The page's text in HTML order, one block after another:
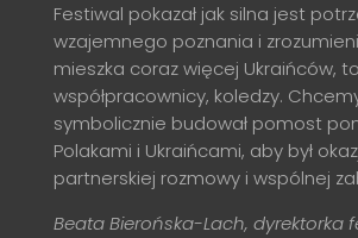
Festiwal pokazał jak silna jest
wzajemnego poznania i
mieszka coraz więcej Ukraińców,
współpracownicy, koledzy.
symbolicznie budował pomost
Polakami i Ukraińcami, aby był
partnerskiej rozmowy i wspólnej
Beata Bierońska-Lach, dyrektorka